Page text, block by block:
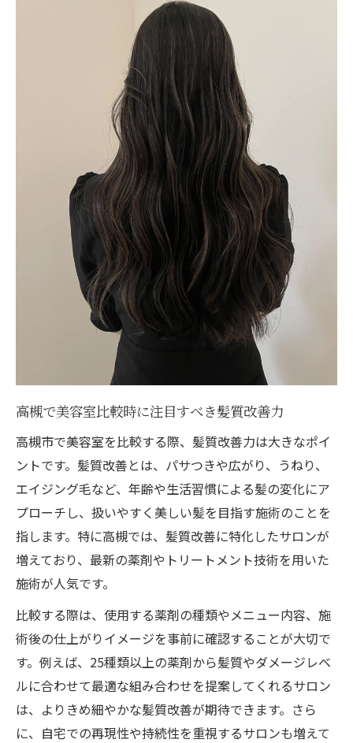
高槻で美容室比較時に注目すべき髪質改善力
高槻市で美容室を比較する際、髪質改善力は大きなポイ
ントです。髪質改善とは、パサつきや広がり、うねり、
エイジング毛など、年齢や生活習慣による髪の変化にア
プローチし、扱いやすく美しい髪を目指す施術のことを
指します。特に高槻では、髪質改善に特化したサロンが
増えており、最新の薬剤やトリートメント技術を用いた
施術が人気です。
比較する際は、使用する薬剤の種類やメニュー内容、施
術後の仕上がりイメージを事前に確認することが大切で
す。例えば、25種類以上の薬剤から髪質やダメージレベ
ルに合わせて最適な組み合わせを提案してくれるサロン
は、よりきめ細やかな髪質改善が期待できます。さら
に、自宅での再現性や持続性を重視するサロンも増えて